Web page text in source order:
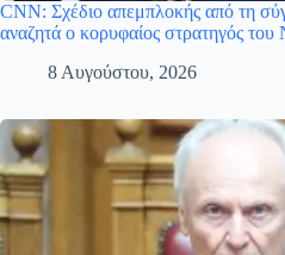
CNN: Σχέδιο απεμπλοκής από τη
αναζητά ο κορυφαίος στρατηγός
8 Αυγούστου, 2026